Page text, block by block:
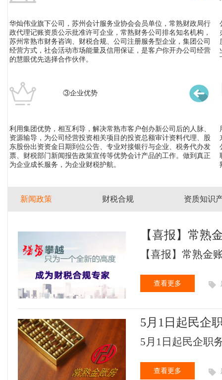
华灿伟业旗下公司，苏州会计服务业协会会员单位，常熟财政局行
政代理记账资质公示批准许可企业，常熟财务公司排名知名机构，
苏州常熟市财务咨询、财税合规、公司注册服务型企业，集团公司
经营方式，社会活动市场能量及信用保证，是客户你开办公司经营
的慧眼优先选择合作伙伴。
③企业优势
利用集团优势，相互利导，解决常熟市客户创办新公司后的人脉、
资源输导，为公司经营投资相关项目的投资总额审计资料代理、股
东股份出资资金日期到位公告、专业对接银行与企业、税务代办发
票、财税部门新闻报告政策宣传等优势会计产品的工作。做到真正
为企业成长服务，为企业财税护航。
新闻政策 财税合规 资质知识
【喜报】常熟
税人！
【喜报】常熟金
查看更多
5月1日起民企
5月1日起民企职
查看更多